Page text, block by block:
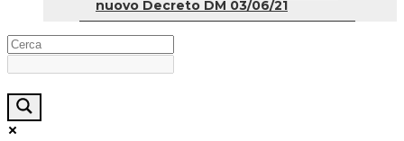
nuovo Decreto DM 03/06/21